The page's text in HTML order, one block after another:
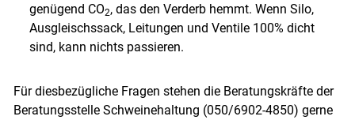
genügend CO2, das den Verderb hemmt. Wenn Silo,
Ausgleischssack, Leitungen und Ventile 100% dicht
sind, kann nichts passieren.
Für diesbezügliche Fragen stehen die Beratungskräfte der
Beratungsstelle Schweinehaltung (050/6902-4850) gerne